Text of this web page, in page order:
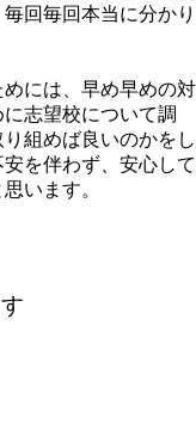
回毎回本当に分かり
には、早め早めの対
志望校について調
組めば良いのかをし
を伴わず、安心して
います。